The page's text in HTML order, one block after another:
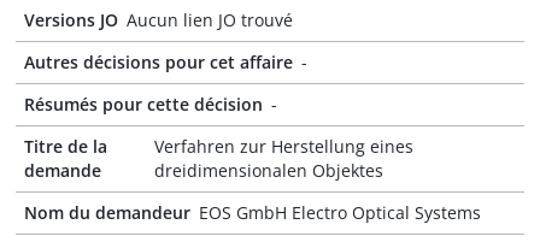
Versions JO Aucun lien JO trouvé
Autres décisions pour cet affaire -
Résumés pour cette décision -
Titre de la
demande
Verfahren zur Herstellung eines
dreidimensionalen Objektes
Nom du demandeur EOS GmbH Electro Optical Systems